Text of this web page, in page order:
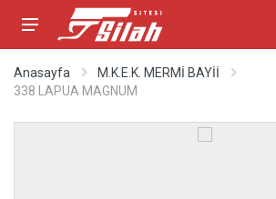
Anasayfa
M.K.E.K. MERMİ BAYİİ
338 LAPUA MAGNUM